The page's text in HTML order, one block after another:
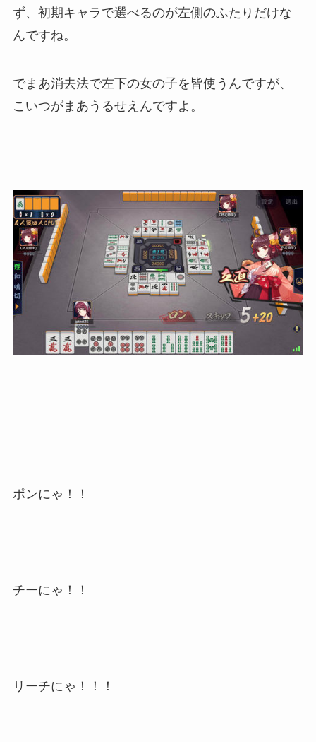
ず、初期キャラで選べるのが左側のふたりだけな
んですね。
でまあ消去法で左下の女の子を皆使うんですが、
こいつがまあうるせえんですよ。
ポンにゃ！！
チーにゃ！！
リーチにゃ！！！